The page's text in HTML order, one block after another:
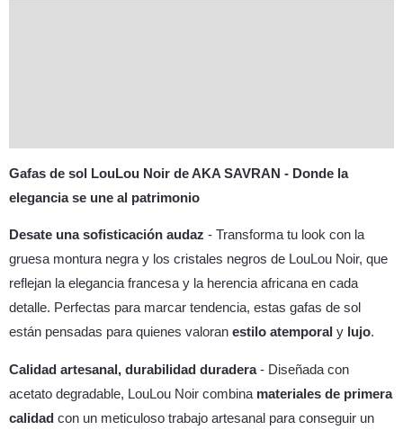
Gafas de sol LouLou Noir de AKA SAVRAN - Donde la
elegancia se une al patrimonio
Desate una sofisticación audaz - Transforma tu look con la
gruesa montura negra y los cristales negros de LouLou Noir, que
reflejan la elegancia francesa y la herencia africana en cada
detalle. Perfectas para marcar tendencia, estas gafas de sol
están pensadas para quienes valoran estilo atemporal y lujo.
Calidad artesanal, durabilidad duradera- Diseñada con
acetato degradable, LouLou Noir combina materiales de primera
calidad con un meticuloso trabajo artesanal para conseguir un